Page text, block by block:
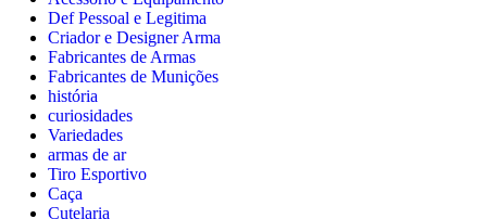
Def Pessoal e Legitima
Criador e Designer Arma
Fabricantes de Armas
Fabricantes de Munições
história
curiosidades
Variedades
armas de ar
Tiro Esportivo
Caça
Cutelaria